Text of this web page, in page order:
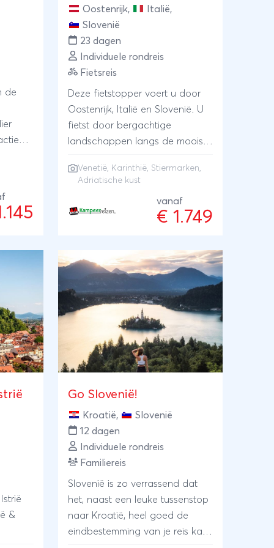
de
we
die
door
dat
de
Oostenrijk, Italië,
Slovenië
23 dagen
Individuele rondreis
Fietsreis
Deze fietstopper voert u door
Oostenrijk, Italië en Slovenië. U
fietst door bergachtige
landschappen langs de mooiste
rivierdalen van Stiermarken. Heel
Alpe Adria Radweg waar u de
Adriatische kust en Sloveense
plezier van het fietsen is er
natuurlijk ook ruimte voor
andere activiteiten. Wat dacht u
van een romantische
gondeltocht door de kanalen
van Venetië?
Venetië, Karinthië, Stiermarken,
Adriatische kust
vanaf
€ 1.749
&
Go Slovenië!
Kroatië,
Slovenië
12 dagen
Individuele rondreis
Familiereis
Slovenië is zo verrassend dat
het, naast een leuke tussenstop
naar Kroatië, heel goed de
eindbestemming van je reis kan